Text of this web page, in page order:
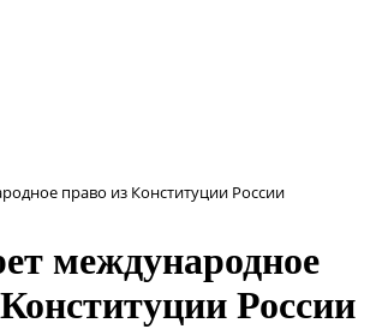
право из Конституции России
международное
России